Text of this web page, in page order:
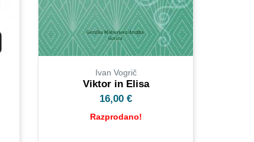
Ivan Vogrič
Viktor in Elisa
16,00€
Razprodano!